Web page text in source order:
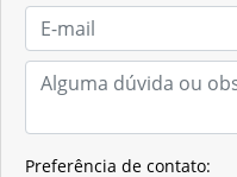
Preferência de contato: